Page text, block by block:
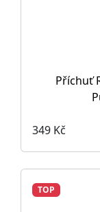
Příchuť
349 Kč
TOP